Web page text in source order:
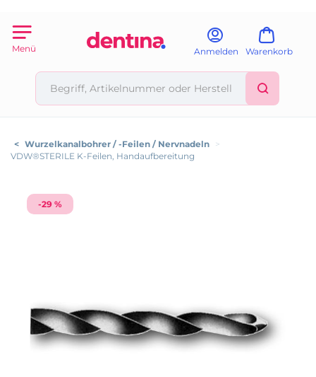
Menü Anmelden Warenkorb
< Wurzelkanalbohrer / -Feilen / Nervnadeln >
VDW®STERILE K-Feilen, Handaufbereitung
-29 %